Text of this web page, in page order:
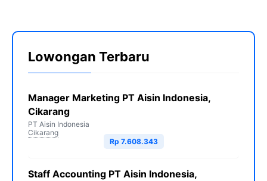
Lowongan Terbaru
Manager Marketing PT Aisin Indonesia,
Cikarang
PT Aisin Indonesia
Cikarang
Rp 7.608.343
Staff Accounting PT Aisin Indonesia,